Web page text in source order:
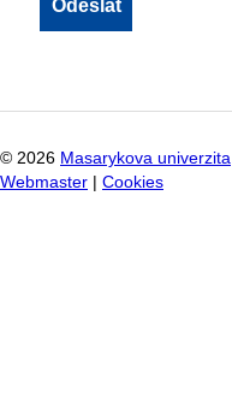
© 2026 Masarykova univerzita
Webmaster
Cookies